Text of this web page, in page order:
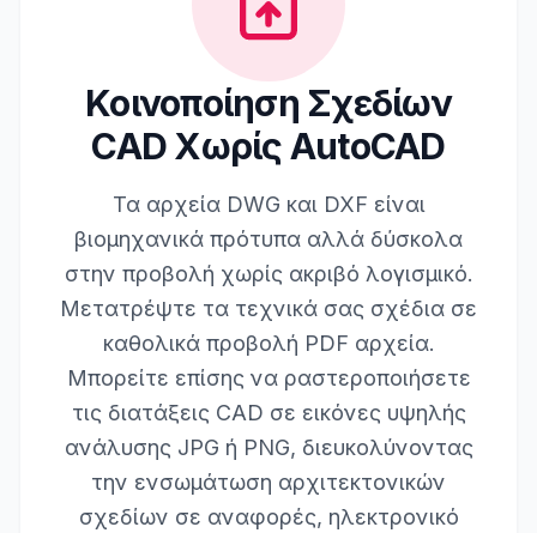
Κοινοποίηση Σχεδίων
CAD Χωρίς AutoCAD
Τα αρχεία DWG και DXF είναι
βιομηχανικά πρότυπα αλλά δύσκολα
στην προβολή χωρίς ακριβό λογισμικό.
Μετατρέψτε τα τεχνικά σας σχέδια σε
καθολικά προβολή PDF αρχεία.
Μπορείτε επίσης να ραστεροποιήσετε
τις διατάξεις CAD σε εικόνες υψηλής
ανάλυσης JPG ή PNG, διευκολύνοντας
την ενσωμάτωση αρχιτεκτονικών
σχεδίων σε αναφορές, ηλεκτρονικό